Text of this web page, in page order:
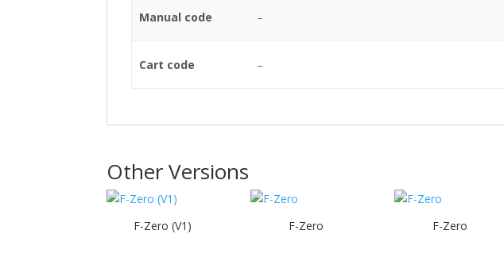
Manual code –
Cart code –
Other Versions
F-Zero (V1) F-Zero F-Zero